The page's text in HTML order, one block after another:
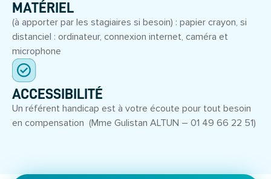
MATÉRIEL
(à apporter par les stagiaires si besoin) : papier crayon, si
distanciel : ordinateur, connexion internet, caméra et
microphone
ACCESSIBILITÉ
Un référent handicap est à votre écoute pour tout besoin
en compensation (Mme Gulistan ALTUN – 01 49 66 22 51)